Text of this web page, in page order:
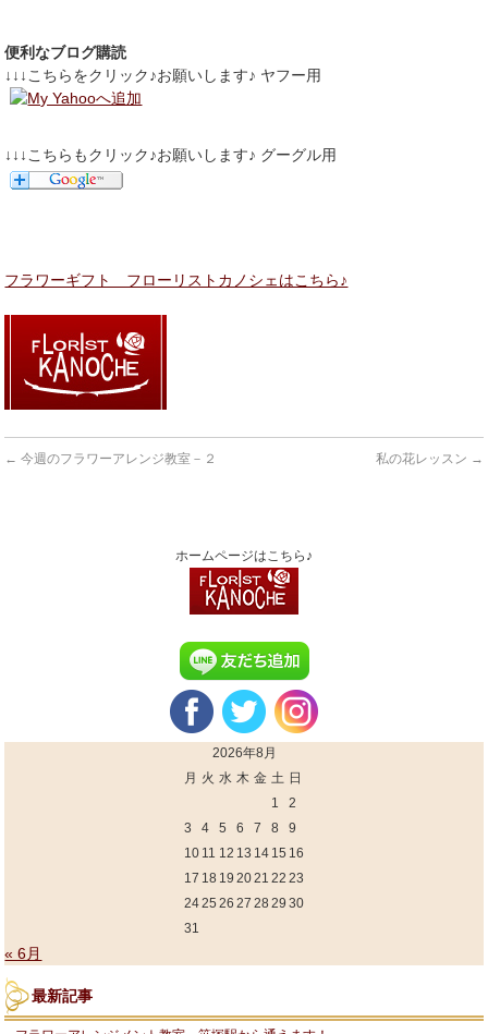
便利なブログ購読
↓↓↓こちらをクリック♪お願いします♪ ヤフー用
↓↓↓こちらもクリック♪お願いします♪ グーグル用
フラワーギフト フローリストカノシェはこちら♪
← 今週のフラワーアレンジ教室－２ 私の花レッスン →
ホームページはこちら♪
2026年8月
月 火 水 木 金 土 日
1
2
3
4 5 6 7 8
9
10 11 12 13 14 15 16
17 18 19 2021 22 23
2425 26 27 28 29 30
31
« 6月
最新記事